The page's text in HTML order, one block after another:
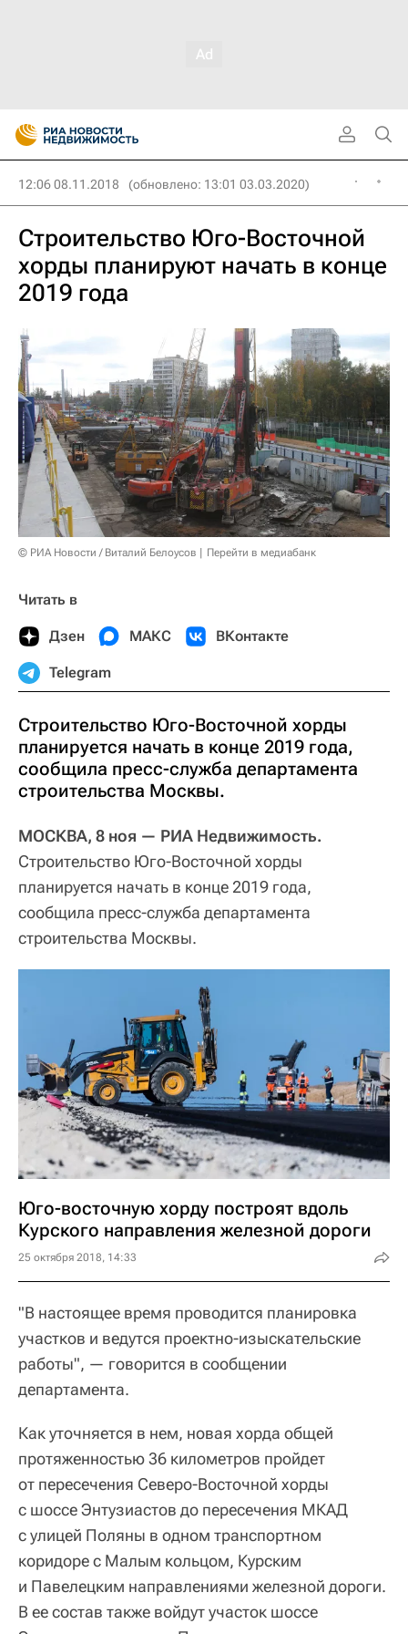
12:06 08.11.2018 (обновлено: 13:01 03.03.2020)
Строительство Юго-Восточной
хорды планируют начать в конце
2019 года
© РИА Новости / Виталий Белоусов Перейти в медиабанк
Читать в
Дзен МАКС ВКонтакте
Telegram
Строительство Юго-Восточной хорды
планируется начать в конце 2019 года,
сообщила пресс-служба департамента
строительства Москвы.
МОСКВА, 8 ноя — РИА Недвижимость.
Строительство Юго-Восточной хорды
планируется начать в конце 2019 года,
сообщила пресс-служба департамента
строительства Москвы.
Юго-восточную хорду построят вдоль
Курского направления железной дороги
25 октября 2018, 14:33
"В настоящее время проводится планировка
участков и ведутся проектно-изыскательские
работы", — говорится в сообщении
департамента.
Как уточняется в нем, новая хорда общей
протяженностью 36 километров пройдет
от пересечения Северо-Восточной хорды
с шоссе Энтузиастов до пересечения МКАД
с улицей Поляны в одном транспортном
коридоре с Малым кольцом, Курским
и Павелецким направлениями железной дороги.
В ее состав также войдут участок шоссе